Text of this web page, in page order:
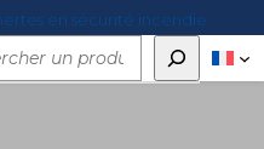
en sécurité incendie